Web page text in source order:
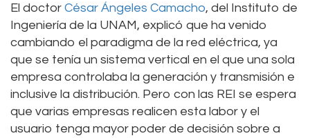
El doctor César Ángeles Camacho, del Instituto de
Ingeniería de la UNAM, explicó que ha venido
cambiando el paradigma de la red eléctrica, ya
que se tenía un sistema vertical en el que una sola
empresa controlaba la generación y transmisión e
inclusive la distribución. Pero con las REI se espera
que varias empresas realicen esta labor y el
usuario tenga mayor poder de decisión sobre a